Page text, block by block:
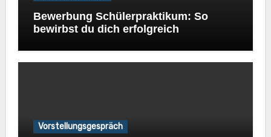
Bewerbung Schülerpraktikum: So
bewirbst du dich erfolgreich
Vorstellungsgespräch